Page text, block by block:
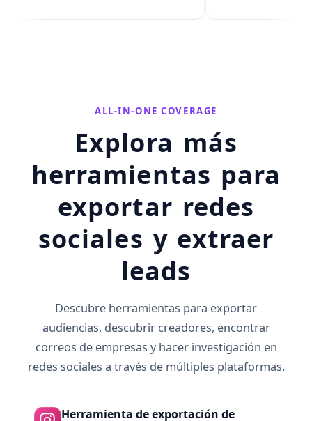
ALL-IN-ONE COVERAGE
Explora más
herramientas para
exportar redes
sociales y extraer
leads
Descubre herramientas para exportar
audiencias, descubrir creadores, encontrar
correos de empresas y hacer investigación en
redes sociales a través de múltiples plataformas.
Herramienta de exportación de